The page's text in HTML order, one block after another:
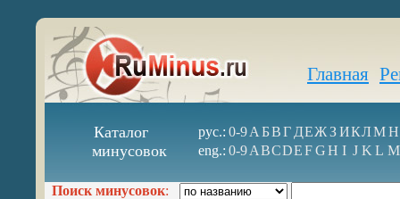
Главная
Каталог
минусовок
рус.: 0-9А БВГ ДЕЖ З ИКЛМН
eng.: 0-9ABCDEFGH I J K L M
Поиск минусовок: